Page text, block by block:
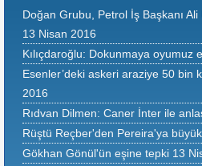
Doğan Grubu, Petrol İş Başkanı Ali
13 Nisan 2016
Kılıçdaroğlu: Dokunmaya oyumuz
Esenler’deki askeri araziye 50 bin
2016
Rıdvan Dilmen: Caner İnter ile
Rüştü Reçber'den Pereira'ya
Gökhan Gönül'ün eşine tepki 13